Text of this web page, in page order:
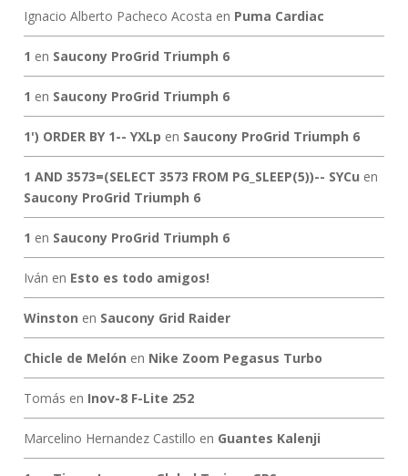
Ignacio Alberto Pacheco Acosta en Puma Cardiac
1 en Saucony ProGrid Triumph 6
1 en Saucony ProGrid Triumph 6
1') ORDER BY 1-- YXLp en Saucony ProGrid Triumph 6
1 AND 3573=(SELECT 3573 FROM PG_SLEEP(5))-- SYCu en
Saucony ProGrid Triumph 6
1 en Saucony ProGrid Triumph 6
Iván en Esto es todo amigos!
Winston en Saucony Grid Raider
Chicle de Melón en Nike Zoom Pegasus Turbo
Tomás en Inov-8 F-Lite 252
Marcelino Hernandez Castillo en Guantes Kalenji